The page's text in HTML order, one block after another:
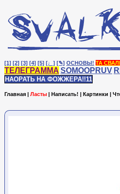
[1] [2] [3] [4] [5] [♩] [✎] ОСНОВЫ! ТА
ТЕЛЕГРАММА SOMOOPRUV
НАОРАТЬ НА ФОЖЖЕРА!!11
Главная | Ласты | Написать! | Картинки |